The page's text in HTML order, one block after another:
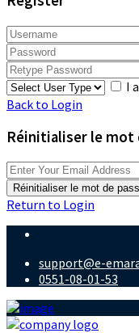
I
Back to Login
Réinitialiser le mot
Réinitialiser le mot de
Return to Login
support@e-
0551-08-01-53